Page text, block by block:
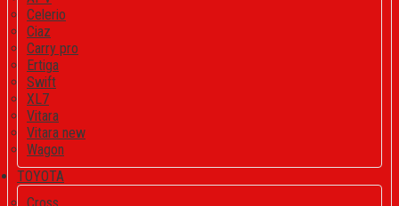
Celerio
Ciaz
Carry pro
Ertiga
Swift
XL7
Vitara
Vitara new
Wagon
TOYOTA